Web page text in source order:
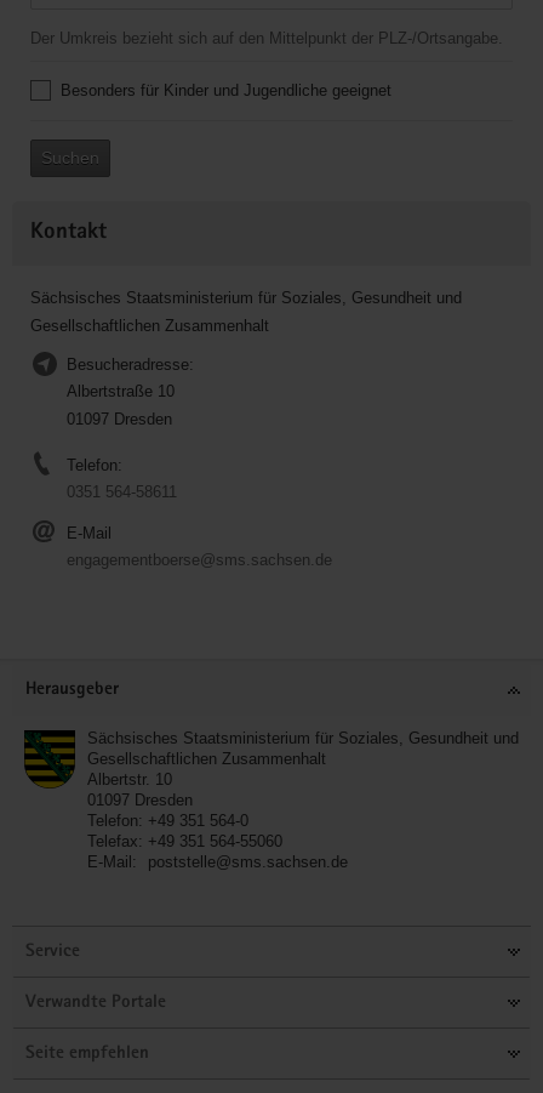
Der Umkreis bezieht sich auf den Mittelpunkt der PLZ-/Ortsangabe.
Besonders für Kinder und Jugendliche geeignet
Suchen
Kontakt
Sächsisches Staatsministerium für Soziales, Gesundheit und
Gesellschaftlichen Zusammenhalt
Besucheradresse:
Albertstraße 10
01097 Dresden
Telefon:
0351 564-58611
E-Mail
engagementboerse@sms.sachsen.de
Herausgeber
Sächsisches Staatsministerium für Soziales, Gesundheit und
Gesellschaftlichen Zusammenhalt
Albertstr. 10
01097 Dresden
Telefon: +49 351 564-0
Telefax: +49 351 564-55060
E-Mail:
poststelle@sms.sachsen.de
Service
Verwandte Portale
Seite empfehlen